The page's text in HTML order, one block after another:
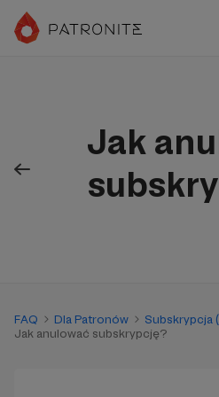
Jak
FAQ Dla Patronów
Subskrypcja
Jak anulować subskrypcję?